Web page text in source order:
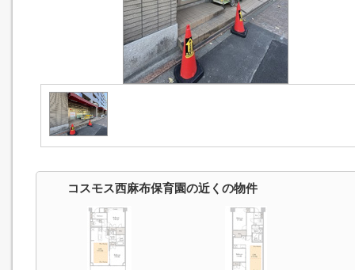
コスモス西麻布保育園の近くの物件